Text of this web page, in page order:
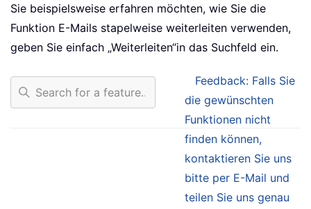
Sie beispielsweise erfahren möchten, wie Sie die
Funktion E-Mails stapelweise weiterleiten verwenden,
geben Sie einfach „Weiterleiten“in das Suchfeld ein.
Feedback: Falls Sie
die gewünschten
Funktionen nicht
finden können,
kontaktieren Sie uns
bitte per E-Mail und
teilen Sie uns genau